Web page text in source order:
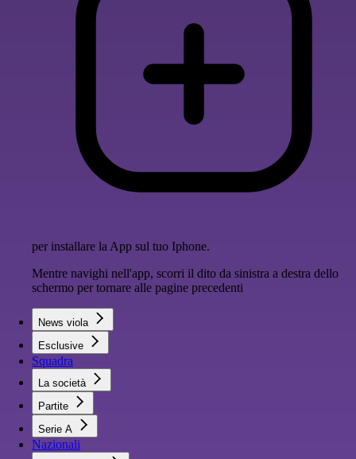
per installare la App sul tuo Iphone.
Mentre navighi nell'app, scorri il dito da sinistra a destra dello
schermo per tornare alle pagine precedenti
News viola
Esclusive
Squadra
La società
Partite
Serie A
Nazionali